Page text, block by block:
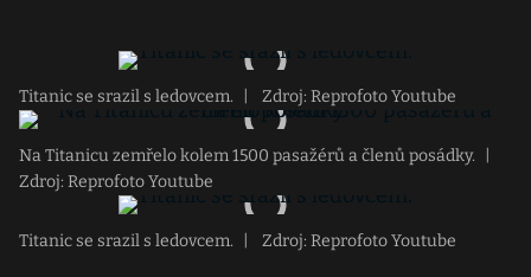
Titanic se srazil s ledovcem. Zdroj: Reprofoto Youtube
Na Titanicu zemřelo kolem 1500 pasažérů a členů posádky.
Zdroj: Reprofoto Youtube
Titanic se srazil s ledovcem. Zdroj: Reprofoto Youtube